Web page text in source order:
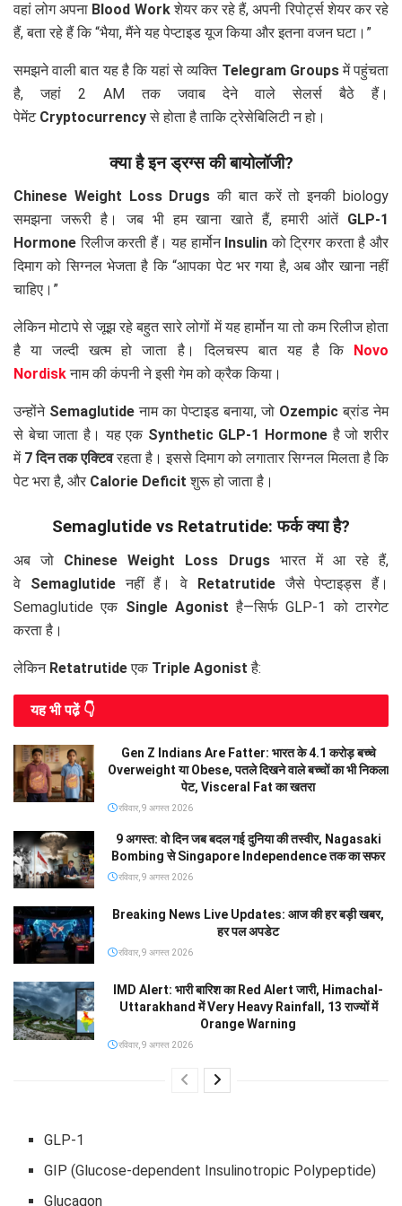
वहां लोग अपना Blood Workशेयर कर रहे हैं, अपनी रिपोर्ट्स शेयर कर रहे
हैं, बता रहे हैं कि “भैया, मैंने यह पेप्टाइड यूज किया और इतना वजन घटा।”
समझने वाली बात यह है कि यहां से व्यक्ति Telegram Groupsमें पहुंचता
है, जहां 2 AM तक जवाब देने वाले सेलर्स बैठे हैं।
पेमेंट Cryptocurrencyसे होता है ताकि ट्रेसेबिलिटी न हो।
क्या है इन ड्रग्स की बायोलॉजी?
Chinese Weight Loss Drugs की बात करें तो इनकी biology
समझना जरूरी है। जब भी हम खाना खाते हैं, हमारी आंतें GLP-1
Hormone रिलीज करती हैं। यह हार्मोन Insulin को ट्रिगर करता है और
दिमाग को सिग्नल भेजता है कि “आपका पेट भर गया है, अब और खाना नहीं
चाहिए।”
लेकिन मोटापे से जूझ रहे बहुत सारे लोगों में यह हार्मोन या तो कम रिलीज होता
है या जल्दी खत्म हो जाता है। दिलचस्प बात यह है कि Novo
Nordiskनाम की कंपनी ने इसी गेम को क्रैक किया।
उन्होंने Semaglutide नाम का पेप्टाइड बनाया, जो Ozempic ब्रांड नेम
से बेचा जाता है। यह एक Synthetic GLP-1 Hormone है जो शरीर
में 7 दिन तक एक्टिवरहता है। इससे दिमाग को लगातार सिग्नल मिलता है कि
पेट भरा है, और Calorie Deficit शुरू हो जाता है।
Semaglutide vs Retatrutide: फर्क क्या है?
अब जो Chinese Weight Loss Drugsभारत में आ रहे हैं,
वे Semaglutideनहीं हैं। वे Retatrutideजैसे पेप्टाइड्स हैं।
Semaglutide एक Single Agonist है—सिर्फ GLP-1 को टारगेट
करता है।
लेकिन Retatrutideएक Triple Agonist है:
यह भी पढे़ं 👇
Gen Z Indians Are Fatter: भारत के 4.1 करोड़ बच्चे
Overweight या Obese, पतले दिखने वाले बच्चों का भी निकला
पेट, Visceral Fat का खतरा
रविवार, 9 अगस्त 2026
9 अगस्त: वो दिन जब बदल गई दुनिया की तस्वीर, Nagasaki
Bombing से Singapore Independence तक का सफर
रविवार, 9 अगस्त 2026
Breaking News Live Updates: आज की हर बड़ी खबर,
हर पल अपडेट
रविवार, 9 अगस्त 2026
IMD Alert: भारी बारिश का Red Alert जारी, Himachal-
Uttarakhand में Very Heavy Rainfall, 13 राज्यों में
Orange Warning
रविवार, 9 अगस्त 2026
GLP-1
GIP (Glucose-dependent Insulinotropic Polypeptide)
Glucagon